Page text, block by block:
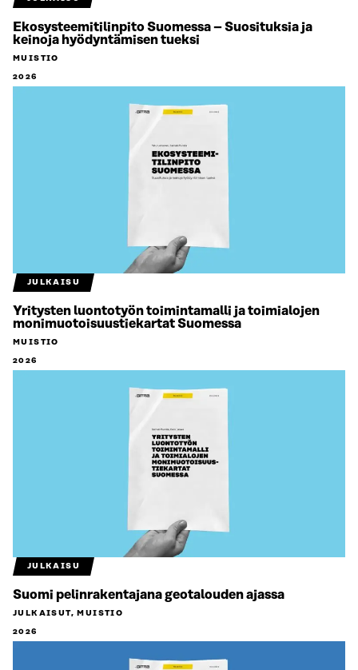
Ekosysteemitilinpito Suomessa – Suosituksia ja
keinoja hyödyntämisen tueksi
MUISTIO
2026
JULKAISU
Yritysten luontotyön toimintamalli ja toimialojen
monimuotoisuustiekartat Suomessa
MUISTIO
2026
JULKAISU
Suomi pelinrakentajana geotalouden ajassa
JULKAISUT, MUISTIO
2026